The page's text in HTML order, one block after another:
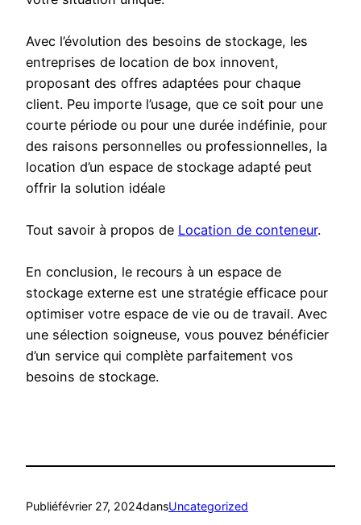
Avec l’évolution des besoins de stockage, les
entreprises de location de box innovent,
proposant des offres adaptées pour chaque
client. Peu importe l’usage, que ce soit pour une
courte période ou pour une durée indéfinie, pour
des raisons personnelles ou professionnelles, la
location d’un espace de stockage adapté peut
offrir la solution idéale
Tout savoir à propos de Location de conteneur.
En conclusion, le recours à un espace de
stockage externe est une stratégie efficace pour
optimiser votre espace de vie ou de travail. Avec
une sélection soigneuse, vous pouvez bénéficier
d’un service qui complète parfaitement vos
besoins de stockage.
Publiéfévrier 27, 2024dansUncategorized